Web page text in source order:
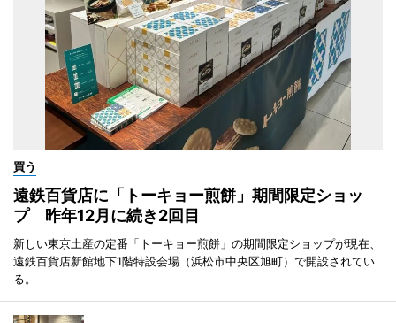
買う
遠鉄百貨店に「トーキョー煎餅」期間限定ショッ
プ 昨年12月に続き2回目
新しい東京土産の定番「トーキョー煎餅」の期間限定ショップが現在、
遠鉄百貨店新館地下1階特設会場（浜松市中央区旭町）で開設されてい
る。